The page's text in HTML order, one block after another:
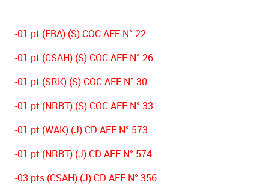
-01 pt (EBA) (S) COC AFF N° 22
-01 pt (CSAH) (S) COC AFF N° 26
-01 pt (SRK) (S) COC AFF N° 30
-01 pt (NRBT) (S) COC AFF N° 33
-01 pt (WAK) (J) CD AFF N° 573
-01 pt (NRBT) (J) CD AFF N° 574
-03 pts (CSAH) (J) CD AFF N° 356